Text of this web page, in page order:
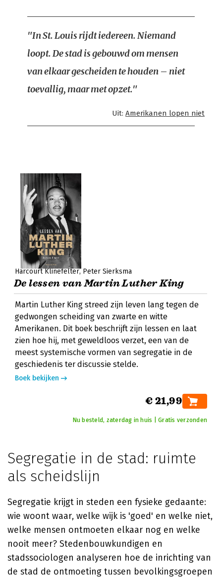
"In St. Louis rijdt iedereen. Niemand
loopt. De stad is gebouwd om mensen
van elkaar gescheiden te houden – niet
toevallig, maar met opzet."
Uit: Amerikanen lopen niet
Harcourt Klinefelter Peter Sierksma
De lessen van Martin Luther King
Martin Luther King streed zijn leven lang tegen de
gedwongen scheiding van zwarte en witte
Amerikanen. Dit boek beschrijft zijn lessen en laat
zien hoe hij, met geweldloos verzet, een van de
meest systemische vormen van segregatie in de
geschiedenis ter discussie stelde.
Boek bekijken
€ 21,99
Nu besteld, zaterdag in huis | Gratis verzonden
Segregatie in de stad: ruimte
als scheidslijn
Segregatie krijgt in steden een fysieke gedaante:
wie woont waar, welke wijk is 'goed' en welke niet,
welke mensen ontmoeten elkaar nog en welke
nooit meer? Stedenbouwkundigen en
stadssociologen analyseren hoe de inrichting van
de stad de ontmoeting tussen bevolkingsgroepen